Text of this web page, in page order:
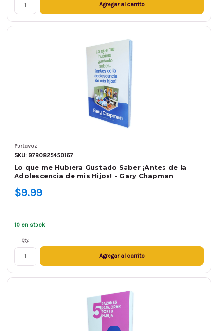
Agregar al carrito
Portavoz
SKU: 9780825450167
Lo que me Hubiera Gustado Saber ¡Antes de la
Adolescencia de mis Hijos! - Gary Chapman
$9.99
10 en stock
Qty.
Agregar al carrito